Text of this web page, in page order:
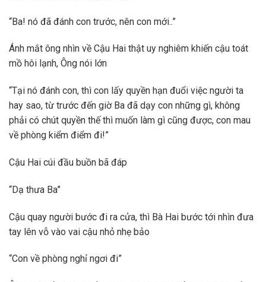
“Ba! nó đã đánh con trước, nên con mới..”
Ánh mắt ông nhìn về Cậu Hai thật uy nghiêm khiến cậu toát
mồ hôi lạnh, Ông nói lớn
“Tại nó đánh con, thì con lấy quyền hạn đuổi việc người ta
hay sao, từ trước đến giờ Ba đã dạy con những gì, không
phải có chút quyền thế thì muốn làm gì cũng được, con mau
về phòng kiểm điểm đi!”
Cậu Hai cúi đầu buồn bã đáp
“Dạ thưa Ba”
Cậu quay người bước đi ra cửa, thì Bà Hai bước tới nhìn đưa
tay lên vỗ vào vai cậu nhỏ nhẹ bảo
“Con về phòng nghỉ ngơi đi”